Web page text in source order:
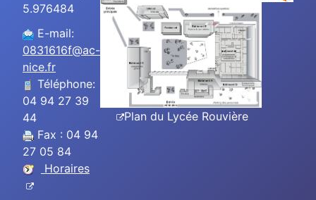
5.976484
E-mail:
0831616f@ac-
nice.fr
Téléphone:
04 94 27 39
44
Fax : 04 94
27 05 84
Horaires
Plan du Lycée Rouvière